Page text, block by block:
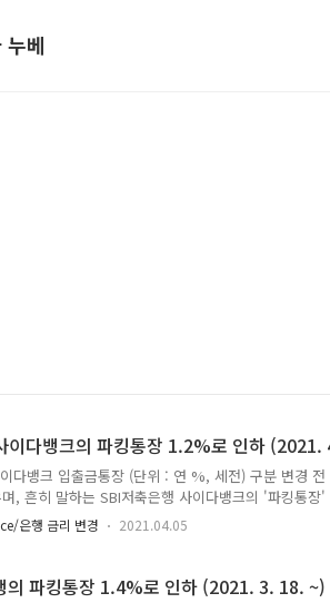
베
이다뱅크의 파킹통장 1.2%로 인하 (2021.
다뱅크 입출금통장 (단위 : 연 %, 세전) 구분 변경
, 흔히 말하는 SBI저축은행 사이다뱅크의 '파킹통
8일(목) 3. 이자는 매월 지급 (매월 1일부터 말일까
겨도 줍니다. '줍니다' = 이자의 발생 (O), 이자의 지급
10일 1.50 (▼ 0.20) ..
은행 금리 변경 2021.04.05
의 파킹통장 1.4%로 인하 (2021. 3. 18. ~)